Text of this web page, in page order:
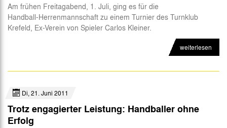
Am frühen Freitagabend, 1. Juli, ging es für die
Handball-Herrenmannschaft zu einem Turnier des Turnklub
Krefeld, Ex-Verein von Spieler Carlos Kleiner.
weiterlesen
Di, 21. Juni 2011
Trotz engagierter Leistung: Handballer ohne
Erfolg